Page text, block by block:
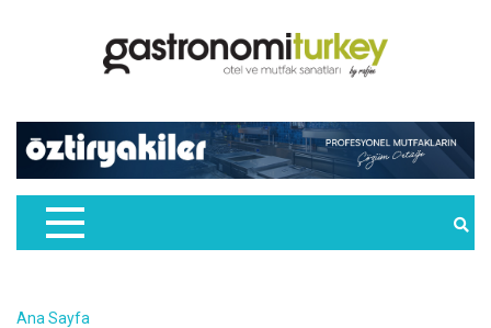
Ana Sayfa